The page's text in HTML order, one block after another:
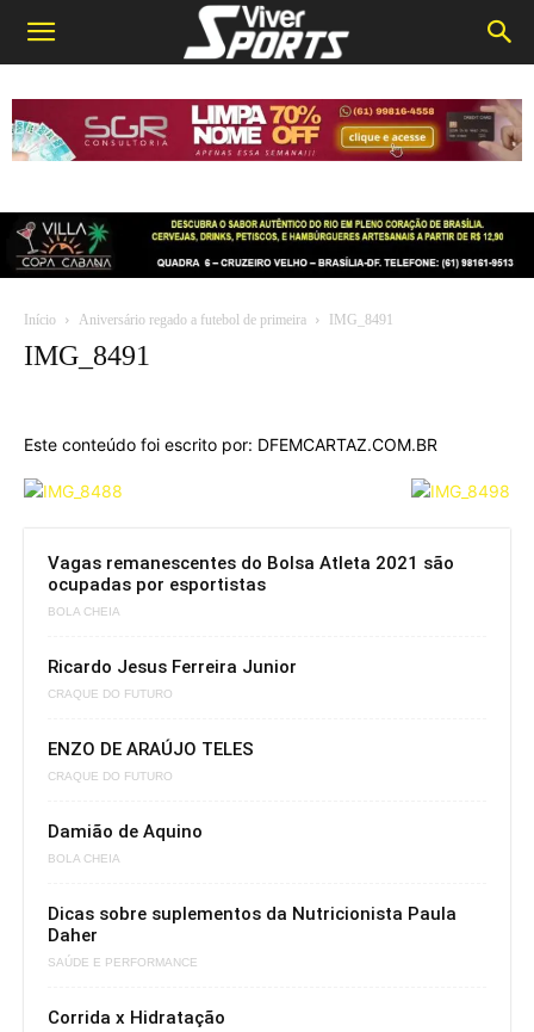
Início Aniversário regado a futebol de primeira IMG_8491
IMG_8491
Este conteúdo foi escrito por: DFEMCARTAZ.COM.BR
Vagas remanescentes do Bolsa Atleta 2021 são
ocupadas por esportistas
BOLA CHEIA
Ricardo Jesus Ferreira Junior
CRAQUE DO FUTURO
ENZO DE ARAÚJO TELES
CRAQUE DO FUTURO
Damião de Aquino
BOLA CHEIA
Dicas sobre suplementos da Nutricionista Paula
Daher
SAÚDE E PERFORMANCE
Corrida x Hidratação